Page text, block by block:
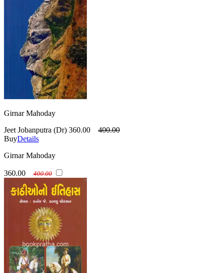
Girnar Mahoday
Jeet Jobanputra (Dr) 360.00
400.00
BuyDetails
Girnar Mahoday
360.00 400.00